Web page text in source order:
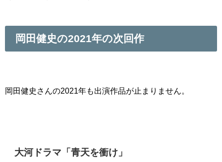
岡田健史の2021年の次回作
岡田健史さんの2021年も出演作品が止まりません。
大河ドラマ「青天を衝け」